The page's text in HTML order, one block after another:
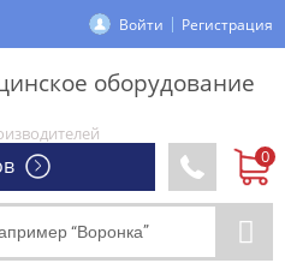
Войти Регистрация
оборудование